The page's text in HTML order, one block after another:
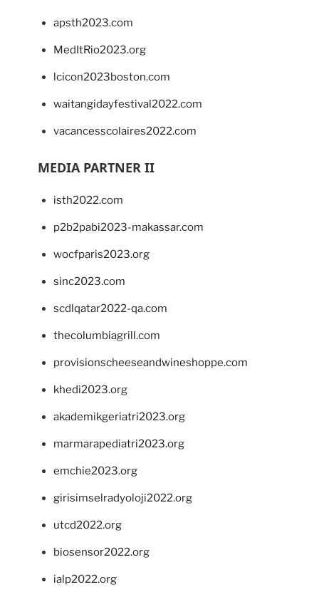
apsth2023.com
MedItRio2023.org
lcicon2023boston.com
waitangidayfestival2022.com
vacancesscolaires2022.com
MEDIA PARTNER II
isth2022.com
p2b2pabi2023-makassar.com
wocfparis2023.org
sinc2023.com
scdlqatar2022-qa.com
thecolumbiagrill.com
provisionscheeseandwineshoppe.com
khedi2023.org
akademikgeriatri2023.org
marmarapediatri2023.org
emchie2023.org
girisimselradyoloji2022.org
utcd2022.org
biosensor2022.org
ialp2022.org